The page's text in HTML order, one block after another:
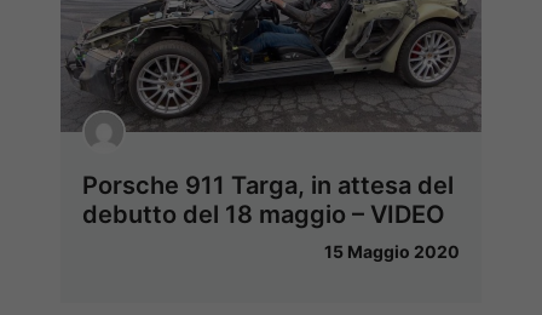
Porsche 911 Targa, in attesa del
debutto del 18 maggio – VIDEO
15 Maggio 2020